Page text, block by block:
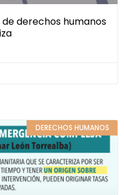
derechos humanos
DERECHOS HUMANOS